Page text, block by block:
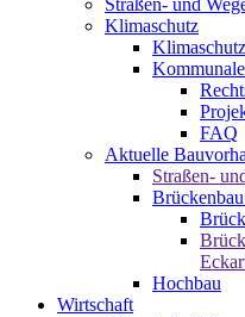
Straßen- und
Klimaschutz
FAQ
Aktuelle
Straßen-
Hochbau
Wirtschaft